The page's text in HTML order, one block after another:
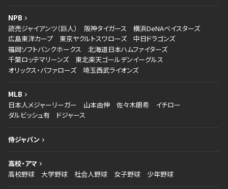
NPB
読売ジャイアンツ（巨人）
阪神タイガース
横浜DeNAベイスターズ
広島東洋カープ
東京ヤクルトスワローズ
中日ドラゴンズ
福岡ソフトバンクホークス
北海道日本ハムファイターズ
千葉ロッテマリーンズ
東北楽天ゴールデンイーグルス
オリックス・バファローズ
埼玉西武ライオンズ
MLB
日本人メジャーリーガー
山本由伸 佐々木朗希
イチロー
ダルビッシュ有
ドジャース
侍ジャパン
高校・アマ
高校野球
大学野球 社会人野球 女子野球 少年野球